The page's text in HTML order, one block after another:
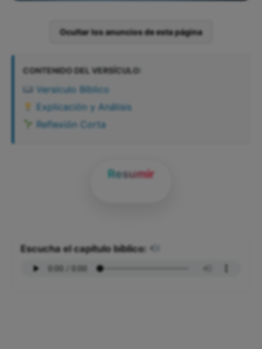
Ocultar los anuncios de esta página
CONTENIDO DEL VERSÍCULO:
Versículo Bíblico
Explicación y Análisis
Reflexión Corta
Resumir
Escucha el capítulo bíblico: